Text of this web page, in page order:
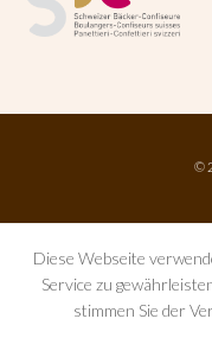
©
Diese Webseite
Service zu
stimmen Sie der